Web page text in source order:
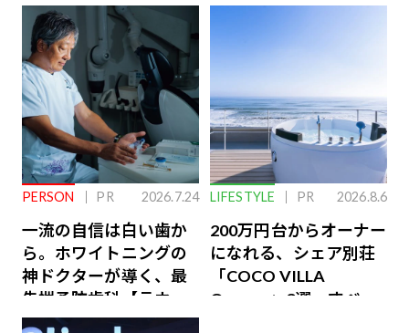
PERSON PR 2026.7.24
一流の自信は白い歯か
ら。ホワイトニングの
神ドクターが導く、最
先端予防歯科【ラウン
ジ会員特典あり】
LIFESTYLE PR 2026.8.6
200万円台からオーナー
になれる、シェア別荘
「COCO VILLA
Owners」3選。すべて